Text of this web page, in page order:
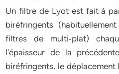
Un filtre de Lyot est fait à
biréfringents
filtres de multi‐plat)
l’épaisseur de la
biréfringents, le déplacement